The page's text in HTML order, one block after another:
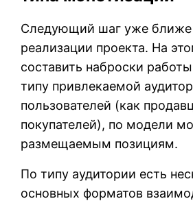
Следующий шаг уже ближе
реализации проекта. На
составить наброски
типу привлекаемой
пользователей (как
покупателей), по модели
размещаемым позициям.
По типу аудитории есть
основных форматов